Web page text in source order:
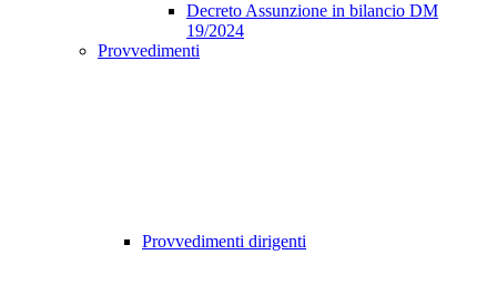
Decreto Assunzione in bilancio DM
19/2024
Provvedimenti
Provvedimenti dirigenti